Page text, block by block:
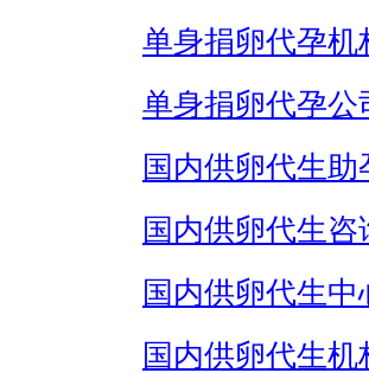
单身捐卵代孕机
单身捐卵代孕公
国内供卵代生助
国内供卵代生咨
国内供卵代生中
国内供卵代生机